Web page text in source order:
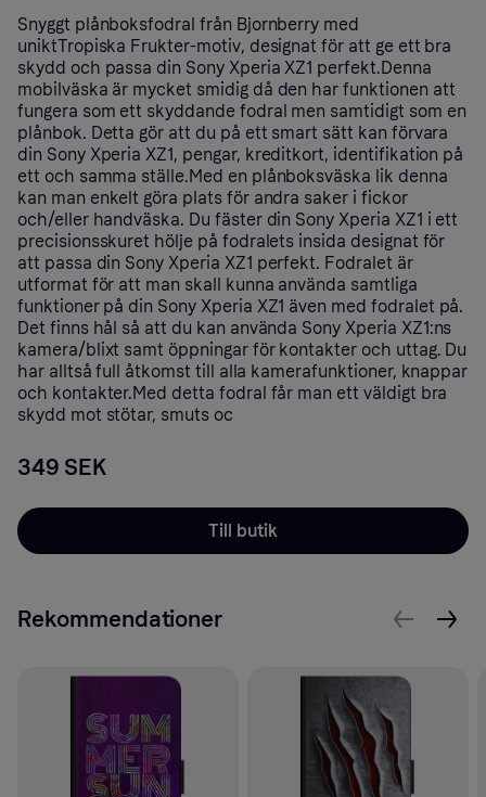
Snyggt plånboksfodral från Bjornberry med
uniktTropiska Frukter-motiv, designat för att ge ett bra
skydd och passa din Sony Xperia XZ1 perfekt.Denna
mobilväska är mycket smidig då den har funktionen att
fungera som ett skyddande fodral men samtidigt som en
plånbok. Detta gör att du på ett smart sätt kan förvara
din Sony Xperia XZ1, pengar, kreditkort, identifikation på
ett och samma ställe.Med en plånboksväska lik denna
kan man enkelt göra plats för andra saker i fickor
och/eller handväska. Du fäster din Sony Xperia XZ1 i ett
precisionsskuret hölje på fodralets insida designat för
att passa din Sony Xperia XZ1 perfekt. Fodralet är
utformat för att man skall kunna använda samtliga
funktioner på din Sony Xperia XZ1 även med fodralet på.
Det finns hål så att du kan använda Sony Xperia XZ1:ns
kamera/blixt samt öppningar för kontakter och uttag. Du
har alltså full åtkomst till alla kamerafunktioner, knappar
och kontakter.Med detta fodral får man ett väldigt bra
skydd mot stötar, smuts oc
349 SEK
Till butik
Rekommendationer